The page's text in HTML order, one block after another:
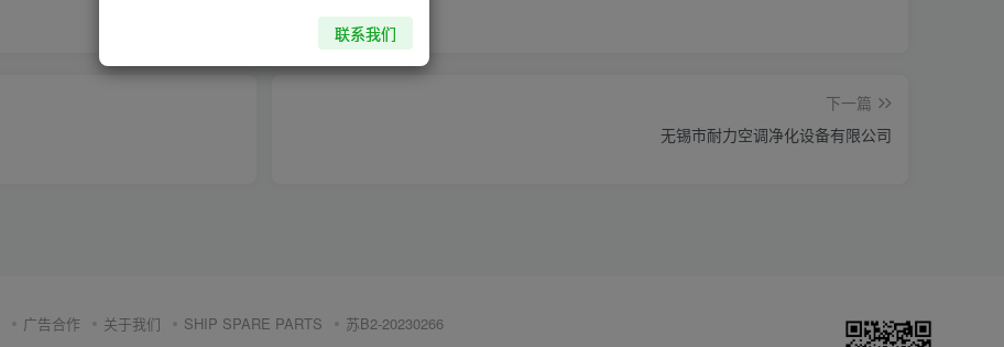
收藏
下一篇
无锡市耐力空调净化设备有限公司
广告合作 关于我们 SHIP SPARE PARTS 苏B2-20230266
联系我们